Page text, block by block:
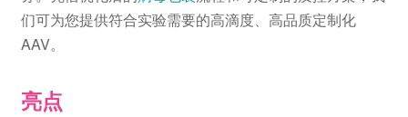
们可为您提供符合实验需要的高滴度、高品质定制化
AAV。
亮点